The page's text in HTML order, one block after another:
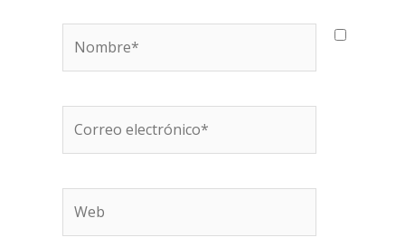
electrónico*